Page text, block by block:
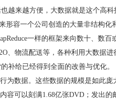
越来越方便，大数据就是这个高科
形容一个公司创造的大量非结构
一样的框架来向数十、数百
物流配送等，各种利用大数据
补给已经得到全面的改善与优化。
数据。这些数据的规模是如此庞
可以刻满1.68亿张DVD；发出